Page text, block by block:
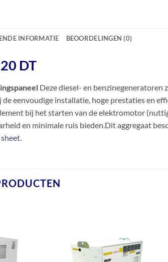
INFORMATIE BEOORDELINGEN (0)
DT
Deze diesel- en benzinegeneratoren
eenvoudige installatie, hoge prestaties en
bij het starten van de elektromotor
en minimale ruis bieden.Dit aggregaat